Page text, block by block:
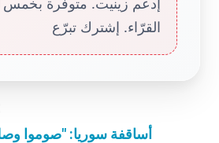
القرّاء. إشترك تبرّع
أساقفة سوريا: "صوموا